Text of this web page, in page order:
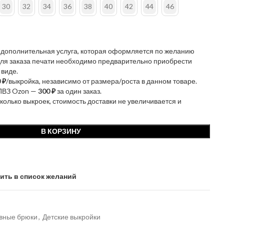
30 32 34 36 38 40 42 44 46
услуга, которая оформляется по желанию
заказа печати необходимо предварительно приобрести
₽/выкройка, независимо от размера/роста в данном товаре.
Ozon — 300 ₽за один заказ.
выкроек, стоимость доставки не увеличивается и
В КОРЗИНУ
в список желаний
брюки, Детские выкройки